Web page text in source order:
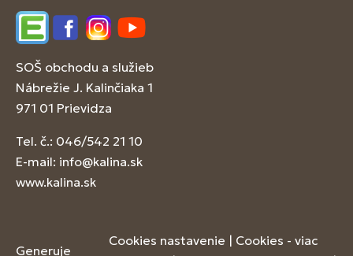
EdupageFacebookInstagram
YouTube
SOŠ obchodu a služieb
Nábrežie J. Kalinčiaka 1
971 01 Prievidza
Tel. č.: 046/542 21 10
E-mail: info@kalina.sk
www.kalina.sk
Generuje
Cookies nastavenie | Cookies - viac